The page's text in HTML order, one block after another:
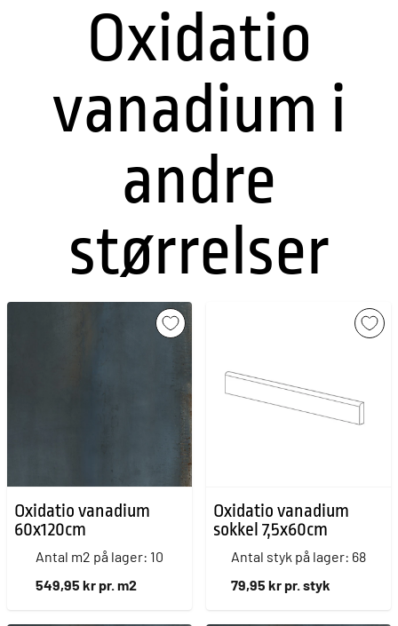
Oxidatio
vanadium i
andre
størrelser
Oxidatio vanadium
60x120cm
Antal m2 på lager: 10
549,95 kr pr. m2
Oxidatio vanadium
sokkel 7,5x60cm
Antal styk på lager: 68
79,95 kr pr. styk